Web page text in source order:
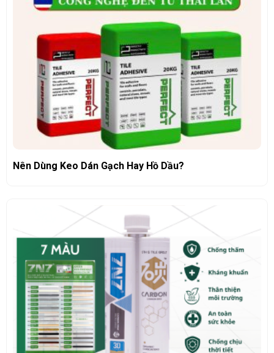
Nên Dùng Keo Dán Gạch Hay Hồ Dầu?